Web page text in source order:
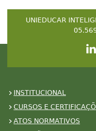
UNIEDUCAR
INSTITUCIONAL
CURSOS E
ATOS NORMATIVOS